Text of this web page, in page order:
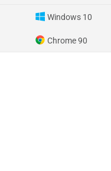
Windows 10
Chrome 90